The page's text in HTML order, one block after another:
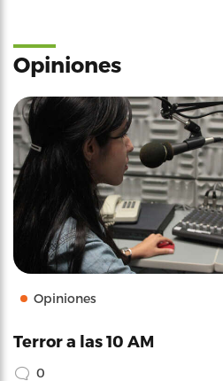
Opiniones
Opiniones
Terror a las 10 AM
0